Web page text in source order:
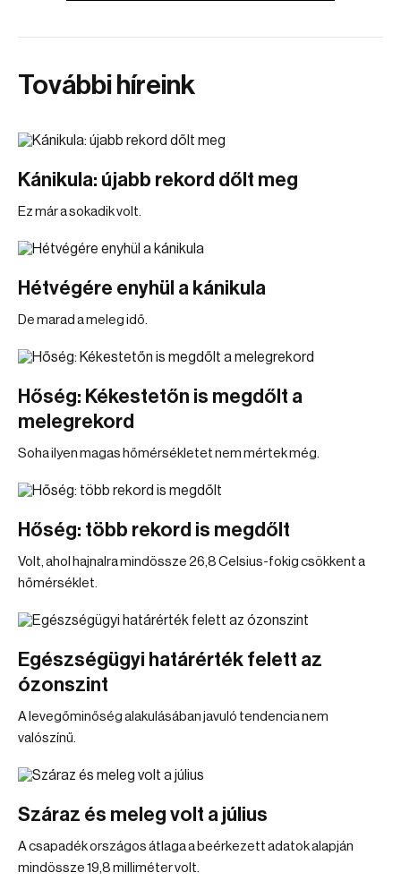
További híreink
Kánikula: újabb rekord dőlt meg
Ez már a sokadik volt.
Hétvégére enyhül a kánikula
De marad a meleg idő.
Hőség: Kékestetőn is megdőlt a
melegrekord
Soha ilyen magas hőmérsékletet nem mértek még.
Hőség: több rekord is megdőlt
Volt, ahol hajnalra mindössze 26,8 Celsius-fokig csökkent a
hőmérséklet.
Egészségügyi határérték felett az
ózonszint
A levegőminőség alakulásában javuló tendencia nem
valószínű.
Száraz és meleg volt a július
A csapadék országos átlaga a beérkezett adatok alapján
mindössze 19,8 milliméter volt.